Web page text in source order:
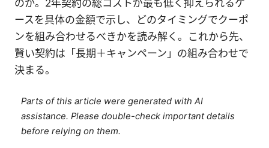
のか。2年契約の総コストが最も低く抑えられるケ
ースを具体の金額で示し、どのタイミングでクーポ
ンを組み合わせるべきかを読み解く。これから先、
賢い契約は「長期＋キャンペーン」の組み合わせで
決まる。
Parts of this article were generated with AI
assistance. Please double-check important details
before relying on them.